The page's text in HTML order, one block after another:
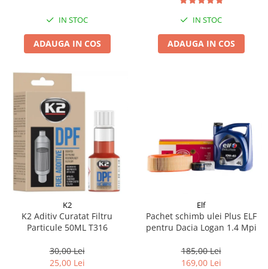
IN STOC
ADAUGA IN COS
IN STOC
ADAUGA IN COS
K2
K2 Aditiv Curatat Filtru
Particule 50ML T316
30,00 Lei
25,00 Lei
Elf
Pachet schimb ulei Plus ELF
pentru Dacia Logan 1.4 Mpi
185,00 Lei
169,00 Lei